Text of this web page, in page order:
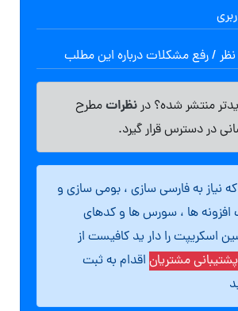
/ رفع مشکلات درباره این مطلب
منتشر شده؟ درنظراتمطرح
در دسترس قرار گیرد.
نیاز به فارسی سازی ، بومی سازی و
ها ، سورس ها و کدهای
اسکریپت را دار ید کافیست از
مشتریان اقدام به ثبت